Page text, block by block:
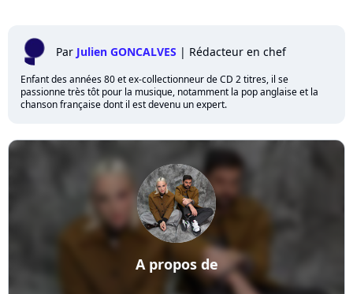
Par Julien GONCALVES | Rédacteur en chef
Enfant des années 80 et ex-collectionneur de CD 2 titres, il se
passionne très tôt pour la musique, notamment la pop anglaise et la
chanson française dont il est devenu un expert.
A propos de